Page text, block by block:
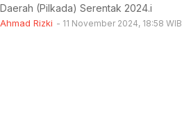
Daerah (Pilkada) Serentak 2024.i
Ahmad Rizki 11 November 2024, 18:58 WIB